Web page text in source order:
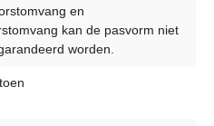
en
kan de pasvorm niet
worden.